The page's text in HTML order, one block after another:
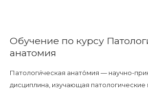
Обучение по курсу
анатомия
Патологи́ческая анато́мия — научно-
дисциплина, изучающая